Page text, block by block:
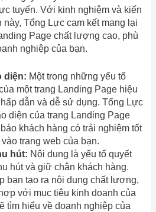
tuyến. Với kinh nghiệm và kiến
Tổng Lực cam kết mang lại
Page chất lượng cao, phù
nghiệp của bạn.
diện: Một trong những yếu tố
một trang Landing Page hiệu
dẫn và dễ sử dụng. Tổng Lực
diện của trang Landing Page
khách hàng có trải nghiệm tốt
trang web của bạn.
hút: Nội dung là yếu tố quyết
hút và giữ chân khách hàng.
bạn tạo ra nội dung chất lượng,
với mục tiêu kinh doanh của
tìm hiểu về doanh nghiệp của